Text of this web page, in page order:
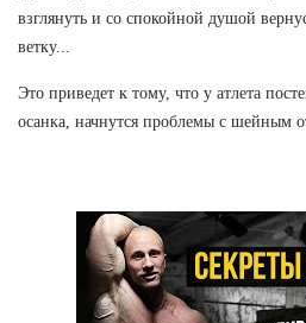
взглянуть и со спокойной душой
ветку...
Это приведет к тому, что у атлета
осанка, начнутся проблемы с шейным